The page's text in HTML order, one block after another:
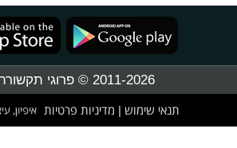
2011-2026 © פרוגי תקשורת בע"מ
תנאי שימוש מדיניות פרטיות